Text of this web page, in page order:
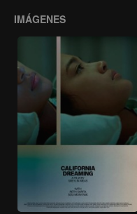
IMÁGENES